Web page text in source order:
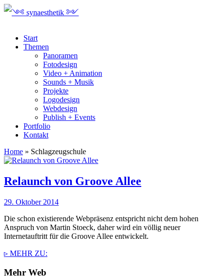
Start
Themen
Panoramen
Fotodesign
Video + Animation
Sounds + Musik
Projekte
Logodesign
Webdesign
Publish + Events
Portfolio
Kontakt
Home » Schlagzeugschule
Relaunch von Groove Allee
29. Oktober 2014
Die schon existierende Webpräsenz entspricht nicht dem hohen
Anspruch von Martin Stoeck, daher wird ein völlig neuer
Internetauftritt für die Groove Allee entwickelt.
▹ MEHR ZU:
Mehr Web